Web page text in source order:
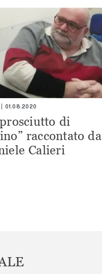
01.08.2020
di
raccontato da
Calieri